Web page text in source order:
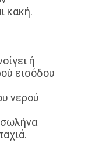
κακή.
ή
εισόδου
νερού